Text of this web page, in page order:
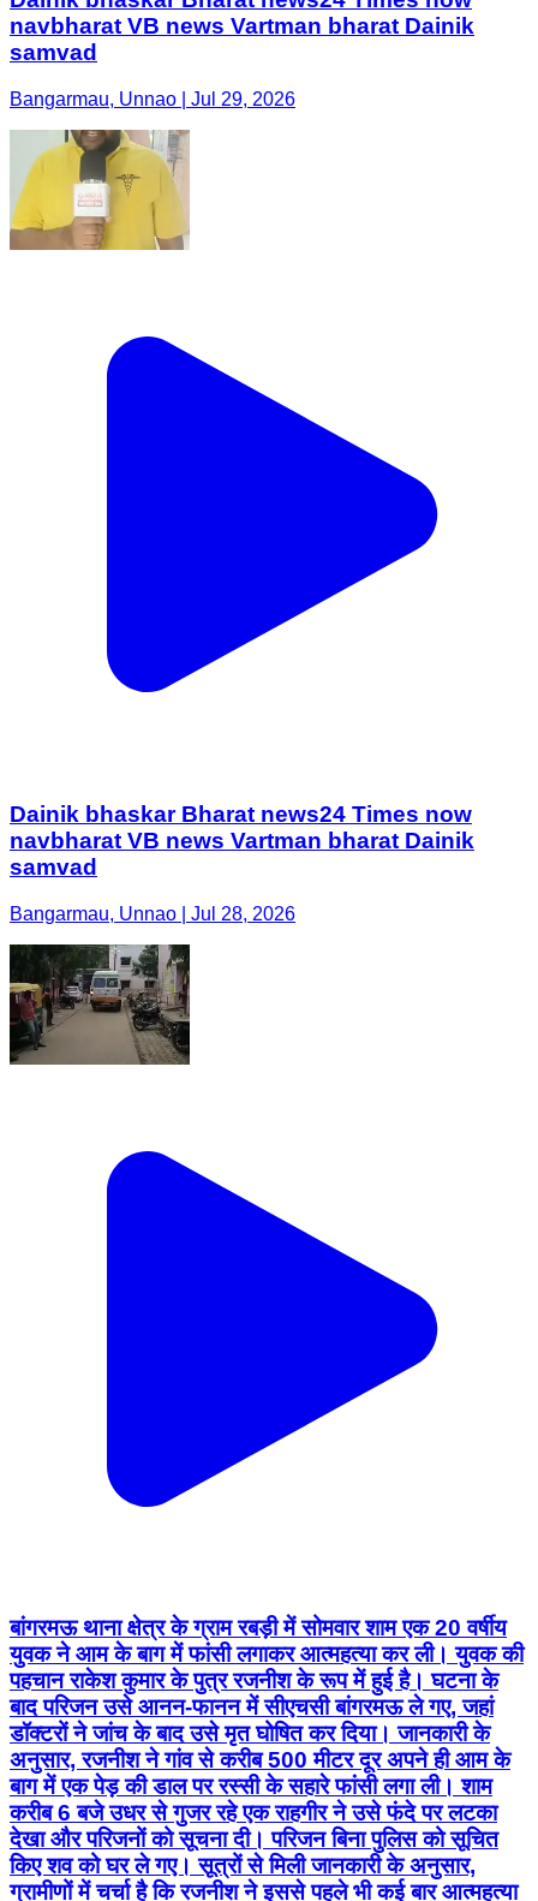
navbharat VB news Vartman bharat Dainik
samvad
Bangarmau, Unnao | Jul 29, 2026
Dainik bhaskar Bharat news24 Times now
navbharat VB news Vartman bharat Dainik
samvad
Bangarmau, Unnao | Jul 28, 2026
बांगरमऊ थाना क्षेत्र के ग्राम रबड़ी में सोमवार शाम एक 20 वर्षीय
युवक ने आम के बाग में फांसी लगाकर आत्महत्या कर ली। युवक की
पहचान राकेश कुमार के पुत्र रजनीश के रूप में हुई है। घटना के
बाद परिजन उसे आनन-फानन में सीएचसी बांगरमऊ ले गए, जहां
डॉक्टरों ने जांच के बाद उसे मृत घोषित कर दिया। जानकारी के
अनुसार, रजनीश ने गांव से करीब 500 मीटर दूर अपने ही आम के
बाग में एक पेड़ की डाल पर रस्सी के सहारे फांसी लगा ली। शाम
करीब 6 बजे उधर से गुजर रहे एक राहगीर ने उसे फंदे पर लटका
देखा और परिजनों को सूचना दी। परिजन बिना पुलिस को सूचित
किए शव को घर ले गए। सूत्रों से मिली जानकारी के अनुसार,
ग्रामीणों में चर्चा है कि रजनीश ने इससे पहले भी कई बार आत्महत्या